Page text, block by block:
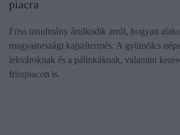
piacra
Friss tanulmány árulkodik arról, hogyan
magyarországi kajszitermés. A gyümölcs
lekvároknak és a pálinkáknak, valamint
frisspiacon is.